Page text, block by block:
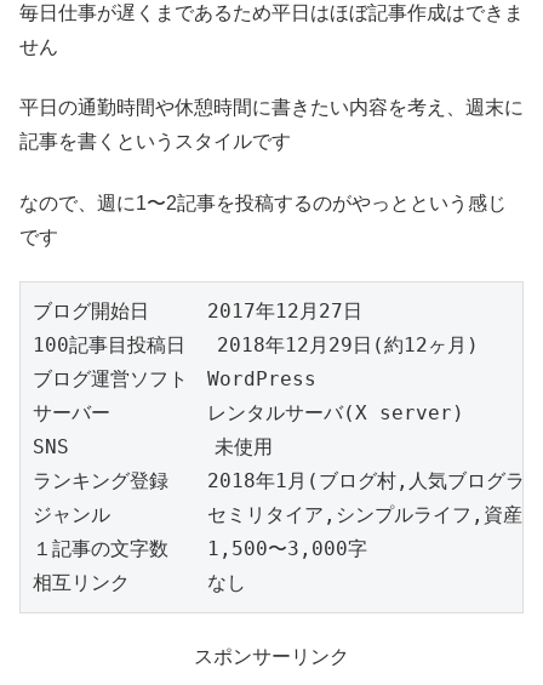
毎日仕事が遅くまであるため平日はほぼ記事作成はできま
せん
平日の通勤時間や休憩時間に書きたい内容を考え、週末に
記事を書くというスタイルです
なので、週に1〜2記事を投稿するのがやっとという感じ
です
ブログ開始日　　　2017年12月27日
100記事目投稿日　 2018年12月29日(約12ヶ月)
ブログ運営ソフト　WordPress
サーバー　　　　　レンタルサーバ(X server)
SNS            未使用
ランキング登録　　2018年1月(ブログ村,人気ブログラ
ジャンル　　　　　セミリタイア,シンプルライフ,資産
１記事の文字数　　1,500〜3,000字
相互リンク　　　　なし
スポンサーリンク